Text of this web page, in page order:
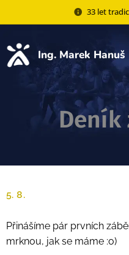
33 let
Ing. Marek Hanuš
Deník
5. 8.
Přinášíme pár prvních
mrknou, jak se máme :o)